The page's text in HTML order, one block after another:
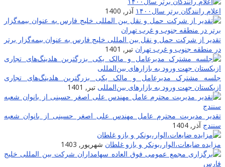
اعلام رانندگان برتر سال۱۴۰۰
آذر, 1400
تقدیر از شرکت حمل و نقل بین المللی خلیج فارس به عنوان بیمه‌گزار برتر
در منطقه جنوب و غرب تهران تیر, 1401
جلسه مشترک مدیرعامل و مالک یکی بزرگترین هلدینگ‌‎های تجاری
ازبکستان جهت ورود به بازارهای بین‌المللی تیر, 1401
تقدیر مدیریت محترم عامل مهندس علی اصغر حسینی از بانوان شعبه
سنندج آذر, 1404
مزایده ضایعات‌،الوار،بونکر و بازو غلطان شهریور, 1403